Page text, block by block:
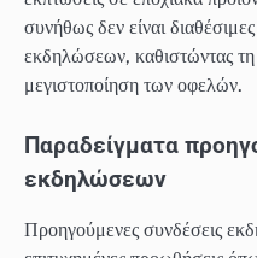
συνήθως δεν είναι
εκδηλώσεων, καθιστώντας
μεγιστοποίηση των οφελών.
Παραδείγματα
εκδηλώσεων
Προηγούμενες συνδέσεις